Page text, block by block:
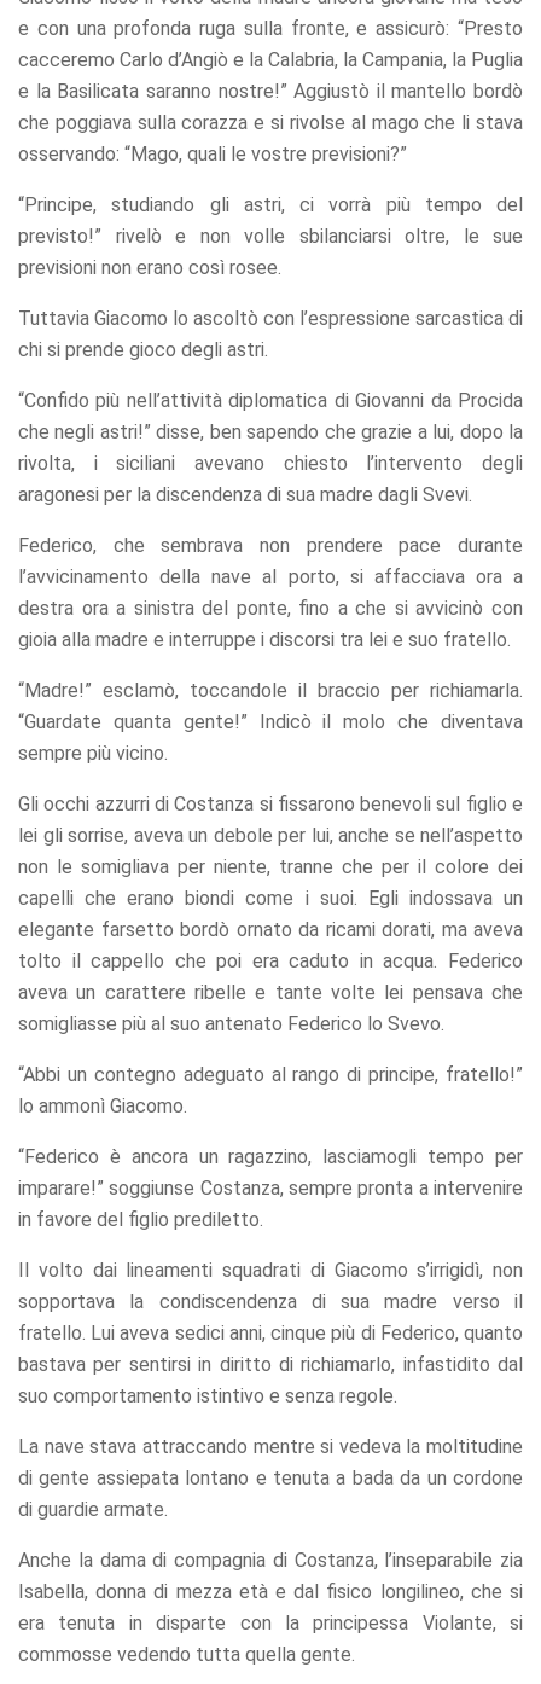
e con una profonda ruga sulla fronte, e assicurò: “Presto
cacceremo Carlo d’Angiò e la Calabria, la Campania, la Puglia
e la Basilicata saranno nostre!” Aggiustò il mantello bordò
che poggiava sulla corazza e si rivolse al mago che li stava
osservando: “Mago, quali le vostre previsioni?”
“Principe, studiando gli astri, ci vorrà più tempo del
previsto!” rivelò e non volle sbilanciarsi oltre, le sue
previsioni non erano così rosee.
Tuttavia Giacomo lo ascoltò con l’espressione sarcastica di
chi si prende gioco degli astri.
“Confido più nell’attività diplomatica di Giovanni da Procida
che negli astri!” disse, ben sapendo che grazie a lui, dopo la
rivolta, i siciliani avevano chiesto l’intervento degli
aragonesi per la discendenza di sua madre dagli Svevi.
Federico, che sembrava non prendere pace durante
l’avvicinamento della nave al porto, si affacciava ora a
destra ora a sinistra del ponte, fino a che si avvicinò con
gioia alla madre e interruppe i discorsi tra lei e suo fratello.
“Madre!” esclamò, toccandole il braccio per richiamarla.
“Guardate quanta gente!” Indicò il molo che diventava
sempre più vicino.
Gli occhi azzurri di Costanza si fissarono benevoli sul figlio e
lei gli sorrise, aveva un debole per lui, anche se nell’aspetto
non le somigliava per niente, tranne che per il colore dei
capelli che erano biondi come i suoi. Egli indossava un
elegante farsetto bordò ornato da ricami dorati, ma aveva
tolto il cappello che poi era caduto in acqua. Federico
aveva un carattere ribelle e tante volte lei pensava che
somigliasse più al suo antenato Federico lo Svevo.
“Abbi un contegno adeguato al rango di principe, fratello!”
lo ammonì Giacomo.
“Federico è ancora un ragazzino, lasciamogli tempo per
imparare!” soggiunse Costanza, sempre pronta a intervenire
in favore del figlio prediletto.
Il volto dai lineamenti squadrati di Giacomo s’irrigidì, non
sopportava la condiscendenza di sua madre verso il
fratello. Lui aveva sedici anni, cinque più di Federico, quanto
bastava per sentirsi in diritto di richiamarlo, infastidito dal
suo comportamento istintivo e senza regole.
La nave stava attraccando mentre si vedeva la moltitudine
di gente assiepata lontano e tenuta a bada da un cordone
di guardie armate.
Anche la dama di compagnia di Costanza, l’inseparabile zia
Isabella, donna di mezza età e dal fisico longilineo, che si
era tenuta in disparte con la principessa Violante, si
commosse vedendo tutta quella gente.